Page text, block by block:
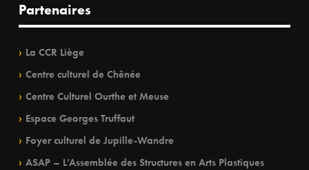
Partenaires
La CCR Liège
Centre culturel de Chênée
Centre Culturel Ourthe et Meuse
Espace Georges Truffaut
Foyer culturel de Jupille-Wandre
ASAP – L’Assemblée des Structures en Arts Plastiques